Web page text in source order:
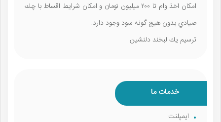
امكان اخذ وام تا ٢٠٠ ميليون تومان و امكان شرايط اقساط با چك
صيادي بدون هيچ گونه سود وجود دارد.
ترسيم يك لبخند دلنشين
خدمات ما
ايمپلنت